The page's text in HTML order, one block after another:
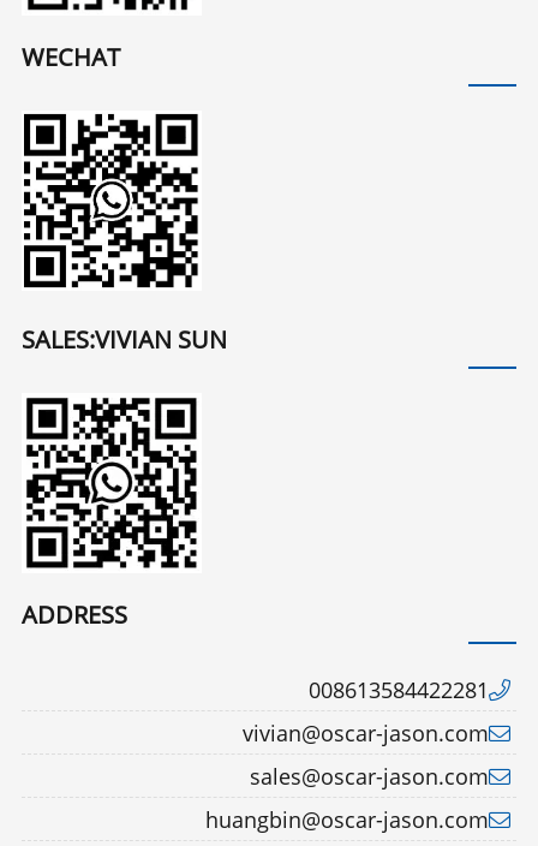
WECHAT
SALES:VIVIAN SUN
ADDRESS
008613584422281
vivian@oscar-jason.com
sales@oscar-jason.com
huangbin@oscar-jason.com